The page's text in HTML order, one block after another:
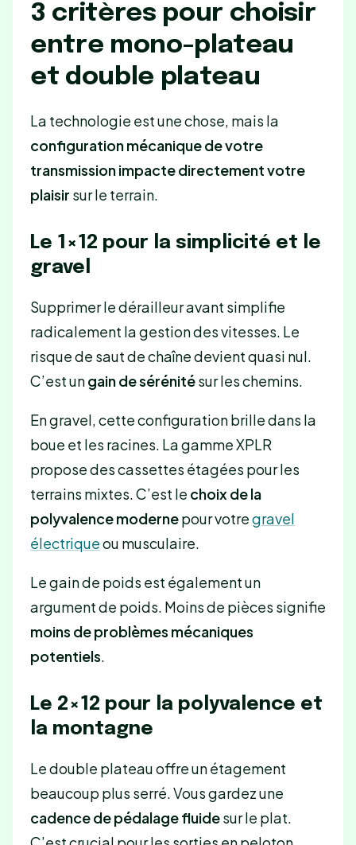
3 critères pour choisir
entre mono-plateau
et double plateau
La technologie est une chose, mais la
configuration mécanique de votre
transmission impacte directement votre
plaisir sur le terrain.
Le 1×12 pour la simplicité et le
gravel
Supprimer le dérailleur avant simplifie
radicalement la gestion des vitesses. Le
risque de saut de chaîne devient quasi nul.
C’est ungain de sérénitésur les chemins.
En gravel, cette configuration brille dans la
boue et les racines. La gamme XPLR
propose des cassettes étagées pour les
terrains mixtes. C’est le choix de la
polyvalence modernepour votregravel
électriqueou musculaire.
Le gain de poids est également un
argument de poids. Moins de pièces signifie
moins de problèmes mécaniques
potentiels.
Le 2×12 pour la polyvalence et
la montagne
Le double plateau offre un étagement
beaucoup plus serré. Vous gardez une
cadence de pédalage fluidesur le plat.